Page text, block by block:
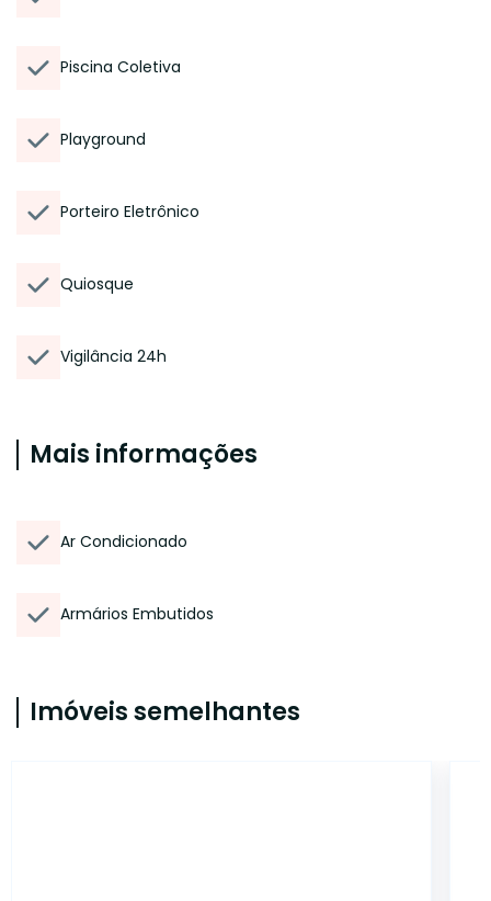
Piscina Coletiva
Playground
Porteiro Eletrônico
Quiosque
Vigilância 24h
Mais informações
Ar Condicionado
Armários Embutidos
Imóveis semelhantes